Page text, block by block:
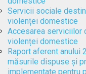
Servicii sociale
violenței domestice
Accesarea serviciilor
violenței domestice
Raport aferent anului
măsurile dispuse și
implementate pentru